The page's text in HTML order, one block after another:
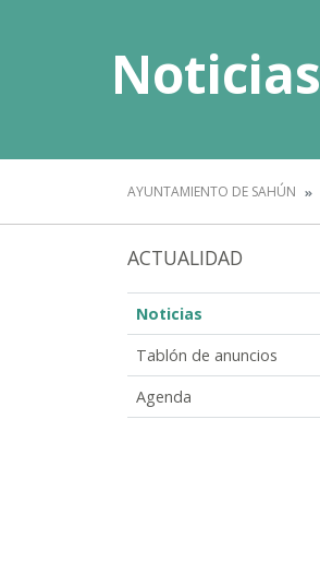
Noticias
AYUNTAMIENTO DE SAHÚN
ACTUALIDAD
Noticias
Tablón de anuncios
Agenda